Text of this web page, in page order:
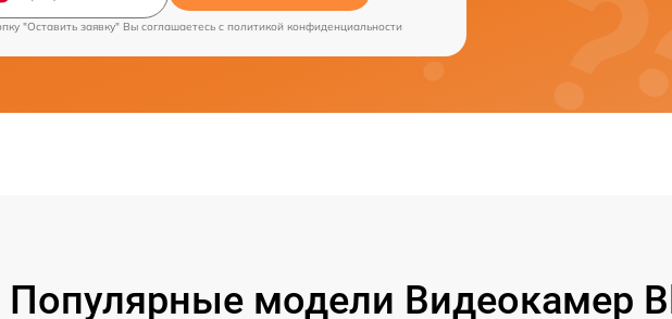
"Оставить заявку" Вы соглашаетесь c политикой конфиденциальности
Популярные модели Видеокамер